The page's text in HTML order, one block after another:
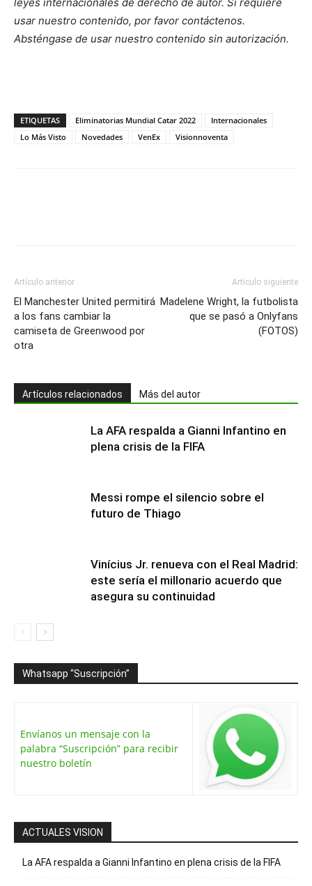
usar nuestro contenido, por favor contáctenos.
Absténgase de usar nuestro contenido sin autorización.
ETIQUETAS Eliminatorias Mundial Catar 2022
Internacionales
Lo Más Visto
Novedades VenEx Visionnoventa
Artículo anterior
El Manchester United permitirá
a los fans cambiar la
camiseta de Greenwood por
otra
Artículo siguiente
Madelene Wright, la futbolista
que se pasó a Onlyfans
(FOTOS)
Artículos relacionados Más del autor
La AFA respalda a Gianni Infantino en
plena crisis de la FIFA
Messi rompe el silencio sobre el
futuro de Thiago
Vinícius Jr. renueva con el Real Madrid:
este sería el millonario acuerdo que
asegura su continuidad
Whatsapp “Suscripción”
Envíanos un mensaje con la
palabra “Suscripción” para recibir
nuestro boletín
ACTUALES VISION
La AFA respalda a Gianni Infantino en plena crisis de la FIFA